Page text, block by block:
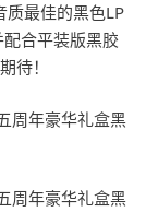
质最佳的黑色LP
合平装版黑胶
待！